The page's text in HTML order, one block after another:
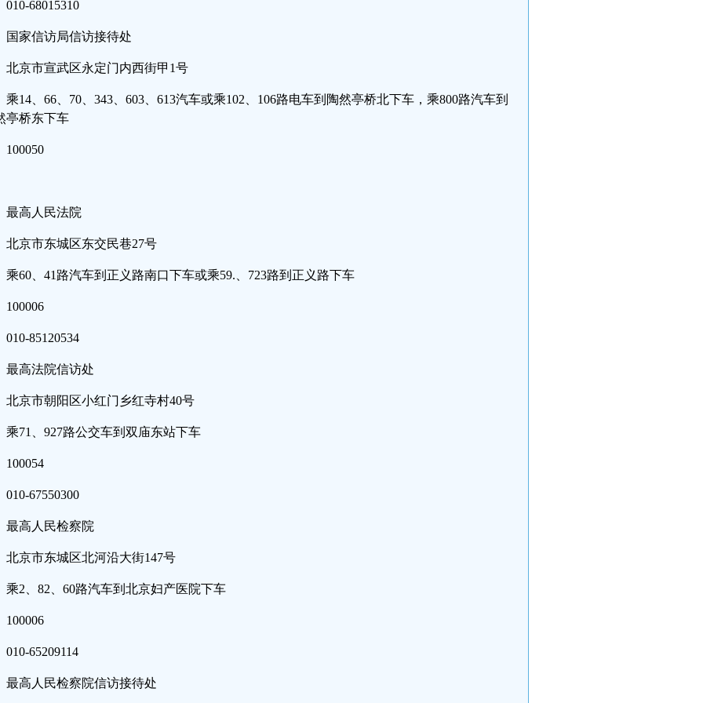
010-68015310
国家信访局信访接待处
北京市宣武区永定门内西街甲1号
乘14、66、70、343、603、613汽车或乘102、106路电车到陶然亭桥北下车，乘800路汽车到
亭桥东下车
100050
最高人民法院
北京市东城区东交民巷27号
乘60、41路汽车到正义路南口下车或乘59.、723路到正义路下车
100006
010-85120534
最高法院信访处
北京市朝阳区小红门乡红寺村40号
乘71、927路公交车到双庙东站下车
100054
010-67550300
最高人民检察院
北京市东城区北河沿大街147号
乘2、82、60路汽车到北京妇产医院下车
100006
010-65209114
最高人民检察院信访接待处